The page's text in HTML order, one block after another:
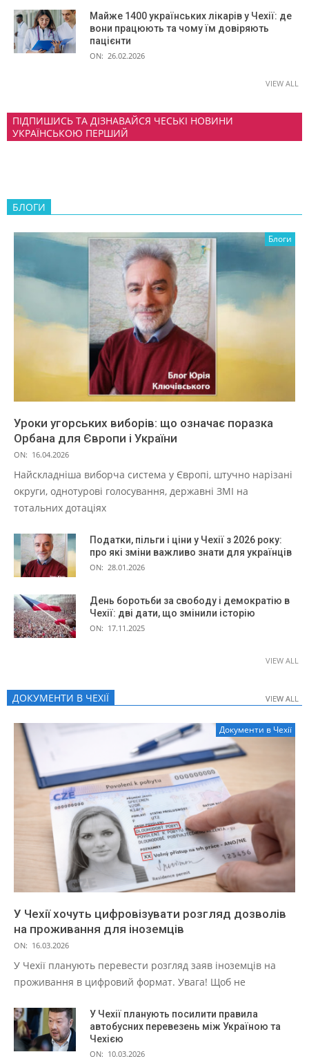
Майже 1400 українських лікарів у Чехії: де
вони працюють та чому їм довіряють
пацієнти
ON: 26.02.2026
VIEW ALL
ПІДПИШИСЬ ТА ДІЗНАВАЙСЯ ЧЕСЬКІ НОВИНИ
УКРАЇНСЬКОЮ ПЕРШИЙ
БЛОГИ
Блоги
Уроки угорських виборів: що означає поразка
Орбана для Європи і України
ON: 16.04.2026
Найскладніша виборча система у Європі, штучно нарізані
округи, однотурові голосування, державні ЗМІ на
тотальних дотаціях
Податки, пільги і ціни у Чехії з 2026 року:
про які зміни важливо знати для українців
ON: 28.01.2026
День боротьби за свободу і демократію в
Чехії: дві дати, що змінили історію
ON: 17.11.2025
VIEW ALL
ДОКУМЕНТИ В ЧЕХІЇ VIEW ALL
Документи в Чехії
У Чехії хочуть цифровізувати розгляд дозволів
на проживання для іноземців
ON: 16.03.2026
У Чехії планують перевести розгляд заяв іноземців на
проживання в цифровий формат. Увага! Щоб не
У Чехії планують посилити правила
автобусних перевезень між Україною та
Чехією
ON: 10.03.2026
VIEW ALL